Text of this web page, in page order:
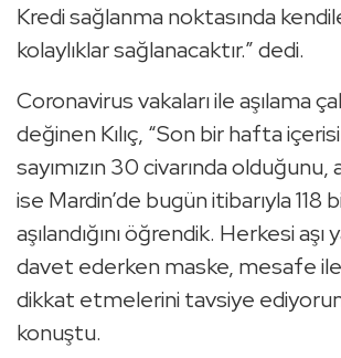
Kredi sağlanma noktasında
kolaylıklar sağlanacaktır.” dedi.
Coronavirus vakaları ile aşılama
değinen Kılıç, “Son bir hafta
sayımızın 30 civarında olduğunu,
ise Mardin’de bugün itibarıyla 118
aşılandığını öğrendik. Herkesi aşı
davet ederken maske, mesafe
dikkat etmelerini tavsiye
konuştu.